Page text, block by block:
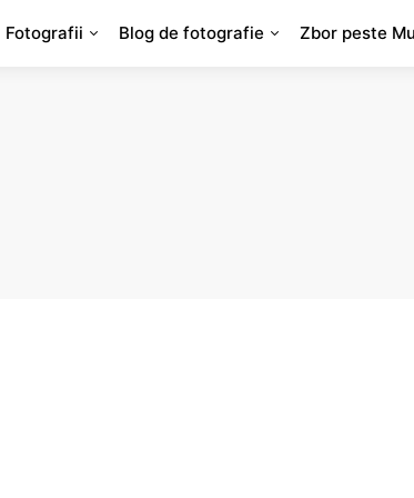
Fotografii Blog de fotografie Zbor peste